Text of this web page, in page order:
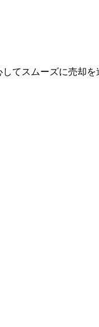
てスムーズに売却を